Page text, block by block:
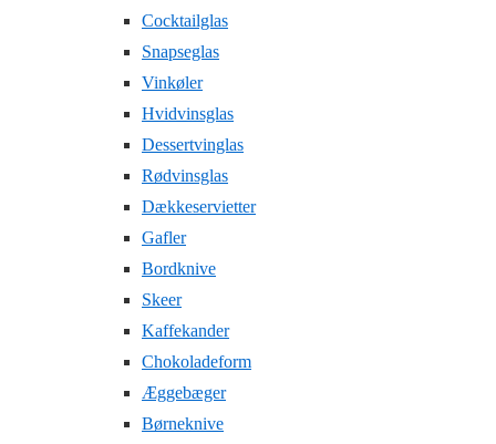
Cocktailglas
Snapseglas
Vinkøler
Hvidvinsglas
Dessertvinglas
Rødvinsglas
Dækkeservietter
Gafler
Bordknive
Skeer
Kaffekander
Chokoladeform
Æggebæger
Børneknive